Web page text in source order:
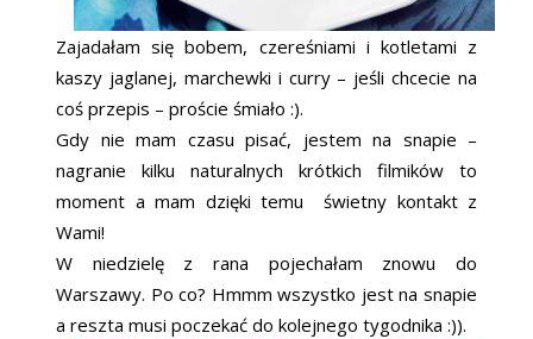
Zajadałam się bobem, czereśniami i kotletami z
kaszy jaglanej, marchewki i curry – jeśli chcecie na
coś przepis – proście śmiało :).
Gdy nie mam czasu pisać, jestem na snapie –
nagranie kilku naturalnych krótkich filmików to
moment a mam dzięki temu świetny kontakt z
Wami!
W niedzielę z rana pojechałam znowu do
Warszawy. Po co? Hmmm wszystko jest na snapie
a reszta musi poczekać do kolejnego tygodnika :)).